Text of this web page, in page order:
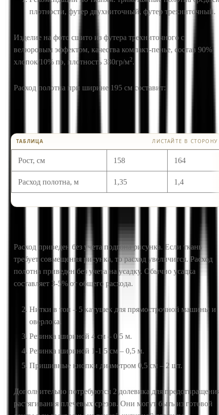
плотности, футер двухниточный, футер трехниточный.
Изделие на фото сшито из футера трехниточного с
велюровым эффектом, качества компакт-пенье, состав 90%
хлопок/10% пэ, плотность 330гр/м2.
Расход полотна при ширине 195 см составит:
ТАБЛИЦА ЛИСТАЙТЕ В СТОРОНУ
Рост, см 158 164
Расход полотна, м 1,35 1,4
Расход приведен без учета подгона рисунка. Если ткань
требует совмещения рисунка, то расход увеличится. Расход
полотна приведен без учета на усадку. Обычно усадка
составляет 3-5% от общего расхода.
Нитки в тон – 5 катушек для прямострочной машины и
оверлока.
Резинка шириной 4 см – 0,5 м.
Резинка шириной 1-1,5 см – 0,5 м.
Пришивные кнопки диаметром 0,5 см – 2 шт.
Дополнительно потребуются 2 долевика для
растягивания плечевых срезов. Они могут быть из готовой